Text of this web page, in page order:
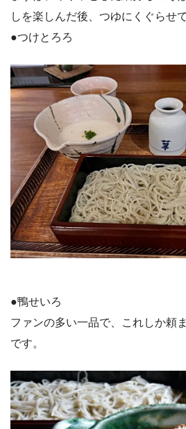
しを楽しんだ後、つゆにくぐらせ
●つけとろろ
●鴨せいろ
ファンの多い一品で、これしか頼
です。